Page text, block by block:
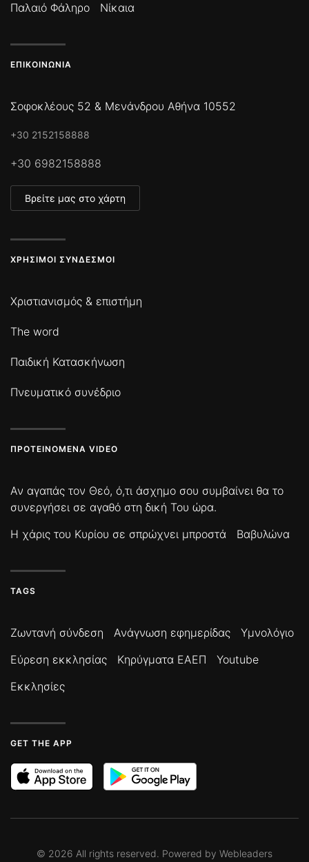
Παλαιό Φάληρο
Νίκαια
ΕΠΙΚΟΙΝΩΝΊΑ
Σοφοκλέους 52 & Μενάνδρου Αθήνα 10552
+30 2152158888
+30 6982158888
Βρείτε μας στο χάρτη
ΧΡΉΣΙΜΟΙ ΣΎΝΔΕΣΜΟΙ
Χριστιανισμός & επιστήμη
The word
Παιδική Κατασκήνωση
Πνευματικό συνέδριο
ΠΡΟΤΕΙΝΌΜΕΝΑ VIDEO
Αν αγαπάς τον Θεό, ό,τι άσχημο σου συμβαίνει θα το
συνεργήσει σε αγαθό στη δική Του ώρα.
Η χάρις του Κυρίου σε σπρώχνει μπροστά
Βαβυλώνα
TAGS
Ζωντανή σύνδεση Ανάγνωση εφημερίδας
Υμνολόγιο
Εύρεση εκκλησίας
Κηρύγματα ΕΑΕΠ
Youtube
Εκκλησίες
GET THE APP
© 2026 All rights reserved. Powered by Webleaders